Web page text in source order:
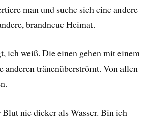
man und suche sich eine andere
brandneue Heimat.
ich weiß. Die einen gehen mit einem
anderen tränenüberströmt. Von allen
nie dicker als Wasser. Bin ich